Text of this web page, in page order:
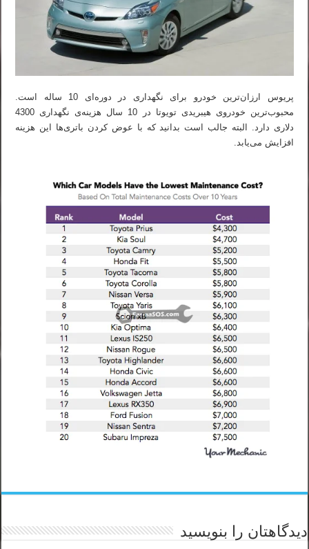
پریوس ارزان‌ترین خودرو برای نگهداری در دوره‌ای 10 ساله است.
محبوب‌ترین خودروی هیبریدی تویوتا در 10 سال هزینه‌ی نگهداری 4300
دلاری دارد. البته جالب است بدانید که با عوض کردن باتری‌ها این هزینه
افزایش می‌یابد.
دیدگاهتان را بنویسید